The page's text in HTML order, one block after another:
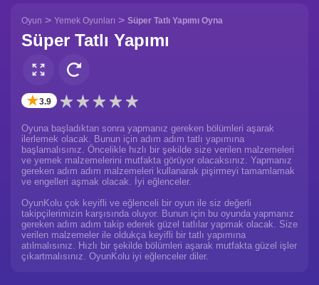
Oyun > Yemek Oyunları > Süper Tatlı Yapımı Oyna
Süper Tatlı Yapımı
✭3.9
Oyuna başladıktan sonra yapmanız gereken bölümleri aşarak
ilerlemek olacak. Bunun için adım adım tatlı yapımına
başlamalısınız. Öncelikle hızlı bir şekilde size verilen malzemeleri
ve yemek malzemelerini mutfakta görüyor olacaksınız. Yapmanız
gereken adım adım malzemeleri kullanarak pişirmeyi tamamlamak
ve engelleri aşmak olacak. İyi eğlenceler.
OyunKolu çok keyifli ve eğlenceli bir oyun ile siz değerli
takipçilerimizin karşısında oluyor. Bunun için bu oyunda yapmanız
gereken adım adım takip ederek güzel tatlılar yapmak olacak. Size
verilen malzemeler ile oldukça keyifli bir tatlı yapımına
atılmalısınız. Hızlı bir şekilde bölümleri aşarak mutfakta güzel işler
çıkartmalısınız. OyunKolu iyi eğlenceler diler.